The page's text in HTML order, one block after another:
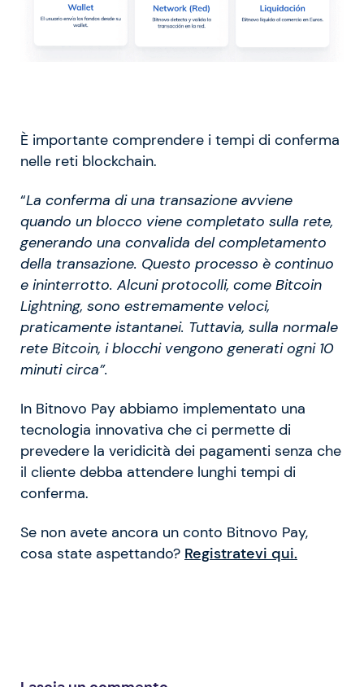
È importante comprendere i tempi di conferma
nelle reti blockchain.
“La conferma di una transazione avviene
quando un blocco viene completato sulla rete,
generando una convalida del completamento
della transazione. Questo processo è continuo
e ininterrotto. Alcuni protocolli, come Bitcoin
Lightning, sono estremamente veloci,
praticamente istantanei. Tuttavia, sulla normale
rete Bitcoin, i blocchi vengono generati ogni 10
minuti circa”.
In Bitnovo Pay abbiamo implementato una
tecnologia innovativa che ci permette di
prevedere la veridicità dei pagamenti senza che
il cliente debba attendere lunghi tempi di
conferma.
Se non avete ancora un conto Bitnovo Pay,
cosa state aspettando? Registratevi qui.